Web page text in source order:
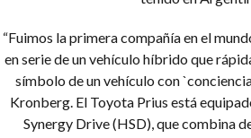
“Fuimos la primera compañía en el
en serie de un vehículo híbrido que
símbolo de un vehículo con
Kronberg. El Toyota Prius está
Synergy Drive (HSD), que combina